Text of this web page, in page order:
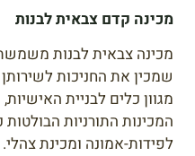
מכינה קדם צבאית לבנות
מכינה צבאית לבנות
שמכין את החניכות
מגוון כלים לבניית
המכינות התורניות הבולטות
לפידות-אמונה ומכינת צהלי.